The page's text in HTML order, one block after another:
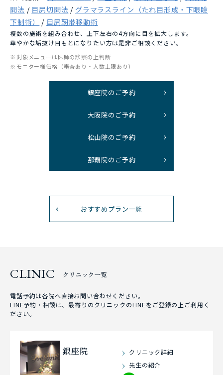
開法 / 目尻切開法 / グラマラスライン（たれ目形成・下眼瞼
下制術）
/ 目尻靭帯移動術
複数の施術を組み合わせ、上下左右の4方向に目を拡大します。
華やかな垢抜け目もとになりたい方は是非ご相談ください。
対象メニューは医師の診察の上判断
モニター様価格（審査あり・人数上限あり）
銀座院のご予約
大阪院のご予約
松山院のご予約
那覇院のご予約
おすすめプラン一覧
CLINIC クリニック一覧
電話予約は各院へ直接お問い合わせください。
LINE予約・相談は、最寄りのクリニックのLINEをご登録の上ご利用く
ださい。
銀座院
クリニック詳細
先生の紹介